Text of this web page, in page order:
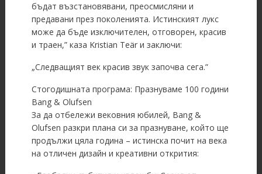
бъдат възстановявани, преосмисляни и
предавани през поколенията. Истинският лукс
може да бъде изключителен, отговорен, красив
и траен,” каза Kristian Teär и заключи:
„Следващият век красив звук започва сега.”
Стогодишната програма: Празнуваме 100 години
Bang & Olufsen
За да отбележи вековния юбилей, Bang &
Olufsen разкри плана си за празнуване, който ще
продължи цяла година – истинска почит на века
на отличен дизайн и креативни открития: